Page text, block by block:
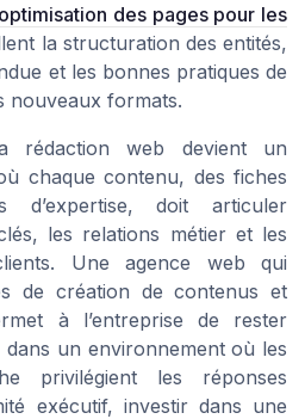
optimisation des pages pour les
la structuration des entités,
et les bonnes pratiques de
nouveaux formats.
rédaction web devient un
chaque contenu, des fiches
d’expertise, doit articuler
les relations métier et les
Une agence web qui
de création de contenus et
à l’entreprise de rester
un environnement où les
privilégient les réponses
exécutif, investir dans une